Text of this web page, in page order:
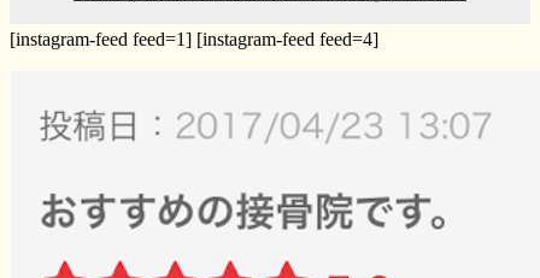
[instagram-feed feed=1] [instagram-feed feed=4]